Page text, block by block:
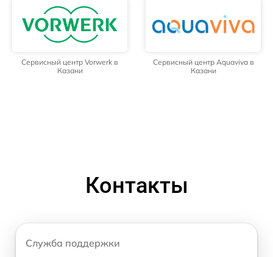
Сервисный центр Vorwerk в
Казани
Сервисный центр Aquaviva в
Казани
Контакты
Служба поддержки